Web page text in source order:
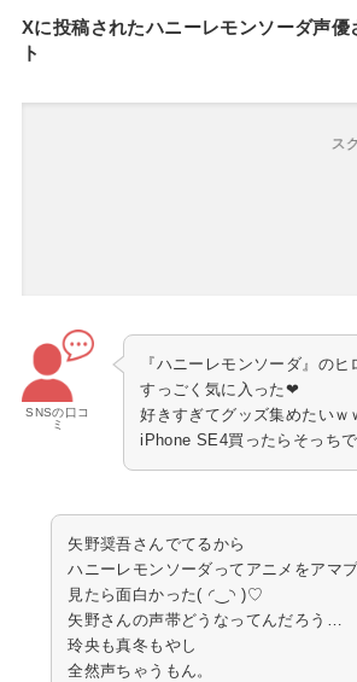
Xに投稿されたハニーレモンソーダ声優
ト
ス
SNSの口コ
ミ
『ハニーレモンソーダ』の
すっごく気に入った❤
好きすぎてグッズ集めたいｗ
iPhone SE4買ったらそっち
矢野奨吾さんでてるから
ハニーレモンソーダってアニメをアマ
見たら面白かった(⁠ ⁠◜⁠‿⁠◝⁠ ⁠)⁠♡
矢野さんの声帯どうなってんだろう…
玲央も真冬もやし
全然声ちゃうもん。